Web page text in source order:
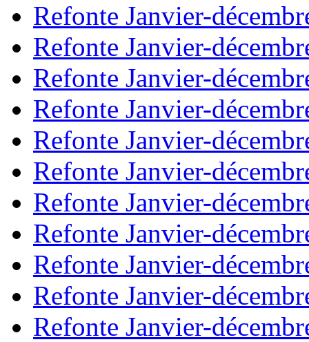
Refonte Janvier-
Refonte Janvier-
Refonte Janvier-
Refonte Janvier-
Refonte Janvier-
Refonte Janvier-
Refonte Janvier-
Refonte Janvier-
Refonte Janvier-
Refonte Janvier-
Refonte Janvier-